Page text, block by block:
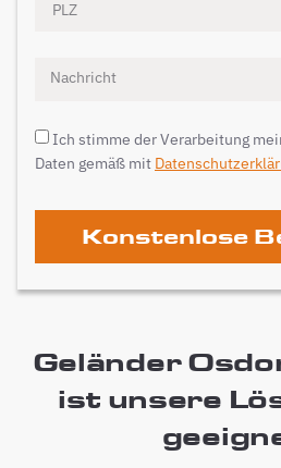
Ich stimme der Verarbeitung
Daten gemäß mit
Konstenlose
Geländer
ist unsere